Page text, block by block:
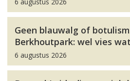
6 augustus 2026
Geen blauwalg of
Berkhoutpark: wel vies
6 augustus 2026